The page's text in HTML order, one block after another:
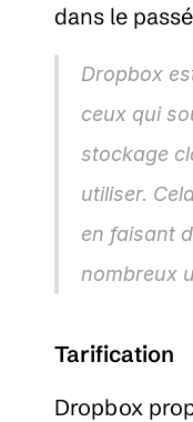
dans le passé
Dropbox
ceux qui
stockage
utiliser.
en faisant
nombreux
Tarification
Dropbox